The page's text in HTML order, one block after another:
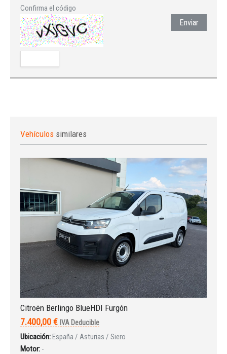
Iniciar sesión
Confirma el código
Enviar
Vehículos similares
Citroën Berlingo BlueHDI Furgón
7.400,00 € IVA Deducible
Ubicación:España / Asturias / Siero
Motor: -